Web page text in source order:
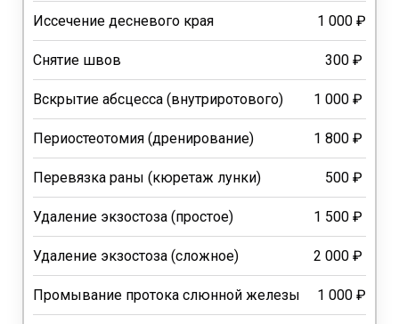
Иссечение десневого края 1 000 ₽
Снятие швов 300 ₽
Вскрытие абсцесса (внутриротового) 1 000 ₽
Периостеотомия (дренирование) 1 800 ₽
Перевязка раны (кюретаж лунки) 500 ₽
Удаление экзостоза (простое) 1 500 ₽
Удаление экзостоза (сложное) 2 000 ₽
Промывание протока слюнной железы 1 000 ₽